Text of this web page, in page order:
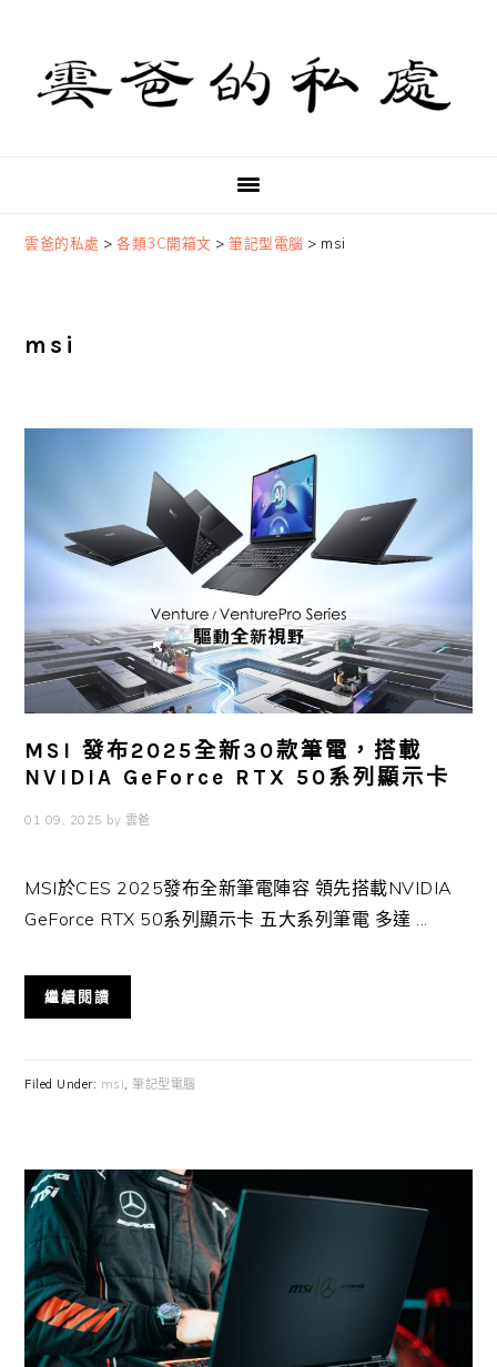
primary
navigation
content
primary
sidebar
雲爸的私處 >各類3C開箱文 >筆記型電腦 > msi
msi
MSI 發布2025全新30款筆電，搭載
NVIDIA GeForce RTX 50系列顯示卡
01 09, 2025 by 雲爸
MSI於CES 2025發布全新筆電陣容 領先搭載NVIDIA
GeForce RTX 50系列顯示卡 五大系列筆電 多達 ...
繼續閱讀
Filed Under: msi, 筆記型電腦